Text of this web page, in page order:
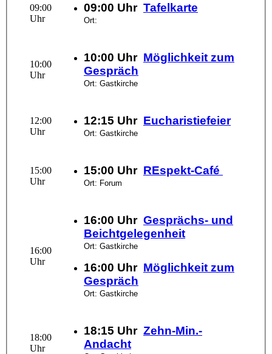
09:00
Uhr
09:00 Uhr Tafelkarte
Ort:
10:00
Uhr
10:00 Uhr Möglichkeit zum
Gespräch
Ort: Gastkirche
12:00
Uhr
12:15 Uhr Eucharistiefeier
Ort: Gastkirche
15:00
Uhr
15:00 Uhr REspekt-Café
Ort: Forum
16:00
Uhr
16:00 Uhr Gesprächs- und
Beichtgelegenheit
Ort: Gastkirche
16:00 Uhr Möglichkeit zum
Gespräch
Ort: Gastkirche
18:00
Uhr
18:15 Uhr Zehn-Min.-
Andacht